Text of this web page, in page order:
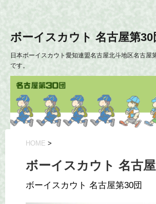
ボーイスカウト 名古屋第30
日本ボーイスカウト愛知連盟名古屋北斗地区名古屋
です。
HOME >
ボーイスカウト 名古
ボーイスカウト 名古屋第30団